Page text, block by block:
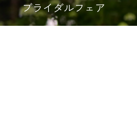
ブライダルフェア